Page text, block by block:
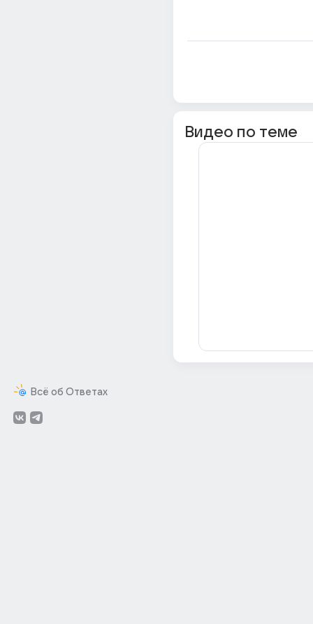
Всё об Ответах
Видео по теме